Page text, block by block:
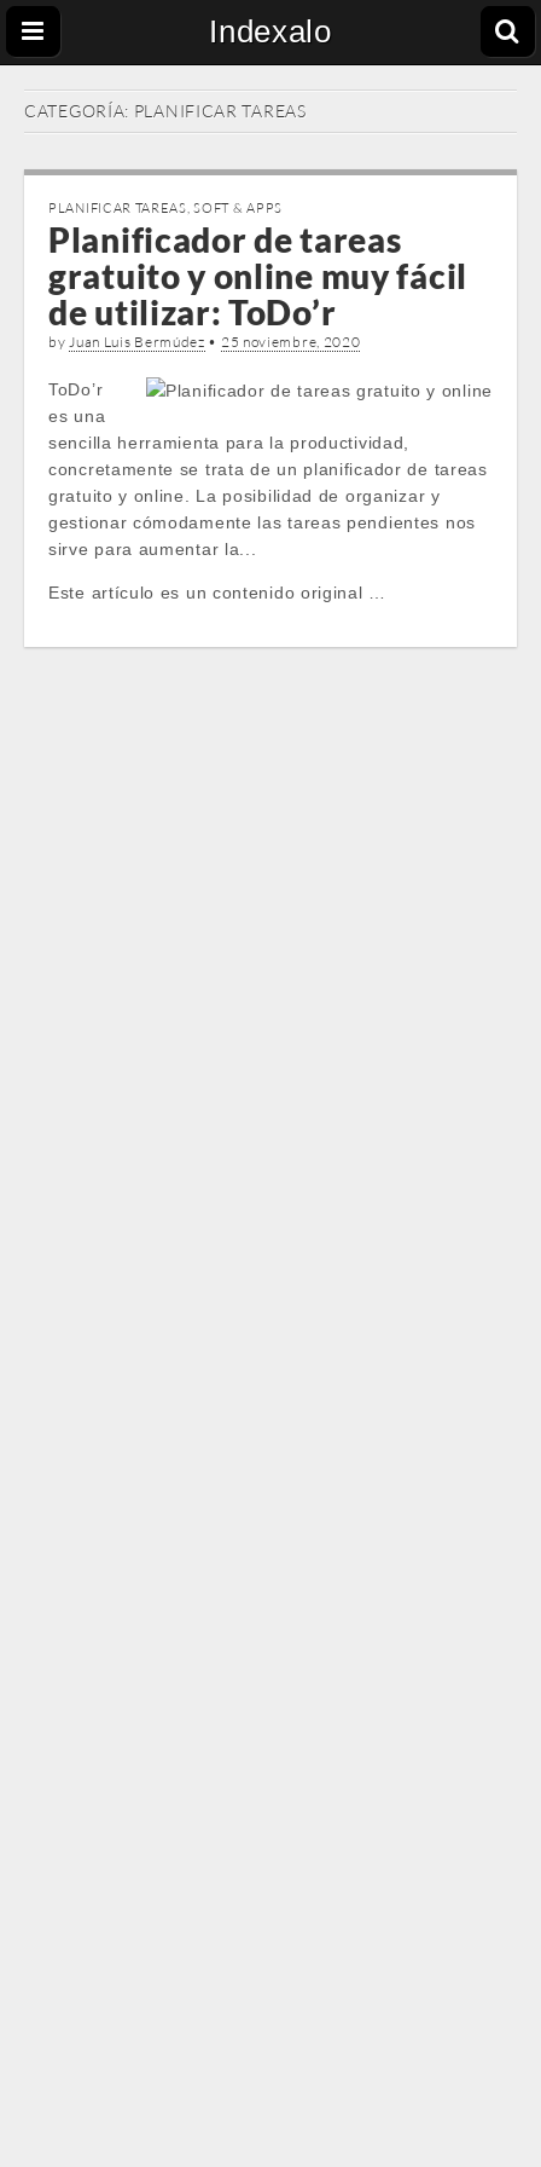
Indexalo
CATEGORÍA: PLANIFICAR TAREAS
PLANIFICAR TAREAS,SOFT & APPS
Planificador de tareas
gratuito y online muy fácil
de utilizar: ToDo’r
byJuan Luis Bermúdez • 25 noviembre, 2020
ToDo’r
es una
sencilla herramienta para la productividad,
concretamente se trata de un planificador de tareas
gratuito y online. La posibilidad de organizar y
gestionar cómodamente las tareas pendientes nos
sirve para aumentar la...
Este artículo es un contenido original …